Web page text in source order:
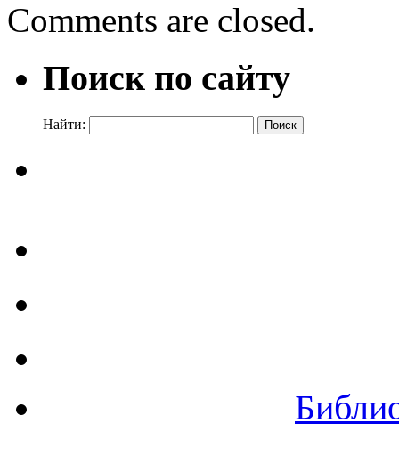
Comments are closed.
Поиск по сайту
Найти: